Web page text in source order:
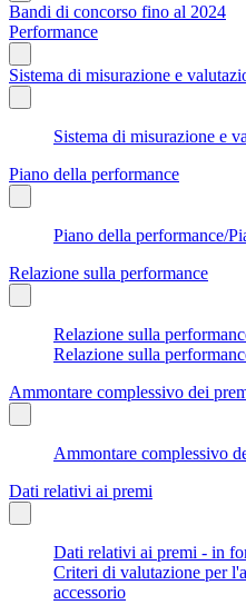
Bandi di concorso fino al 2024
Performance
Sistema di misurazione e
Sistema di misurazione e
Piano della performance
Piano della performance/
Relazione sulla performance
Relazione sulla
Relazione sulla
Ammontare complessivo dei
Ammontare complessivo
Dati relativi ai premi
Dati relativi ai premi - in
Criteri di valutazione per
accessorio